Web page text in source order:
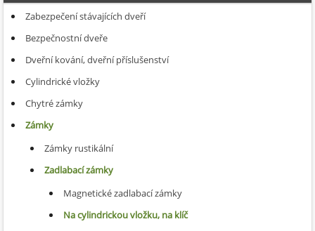
Zabezpečení stávajících dveří
Bezpečnostní dveře
Dveřní kování, dveřní příslušenství
Cylindrické vložky
Chytré zámky
Zámky
Zámky rustikální
Zadlabací zámky
Magnetické zadlabací zámky
Na cylindrickou vložku, na klíč